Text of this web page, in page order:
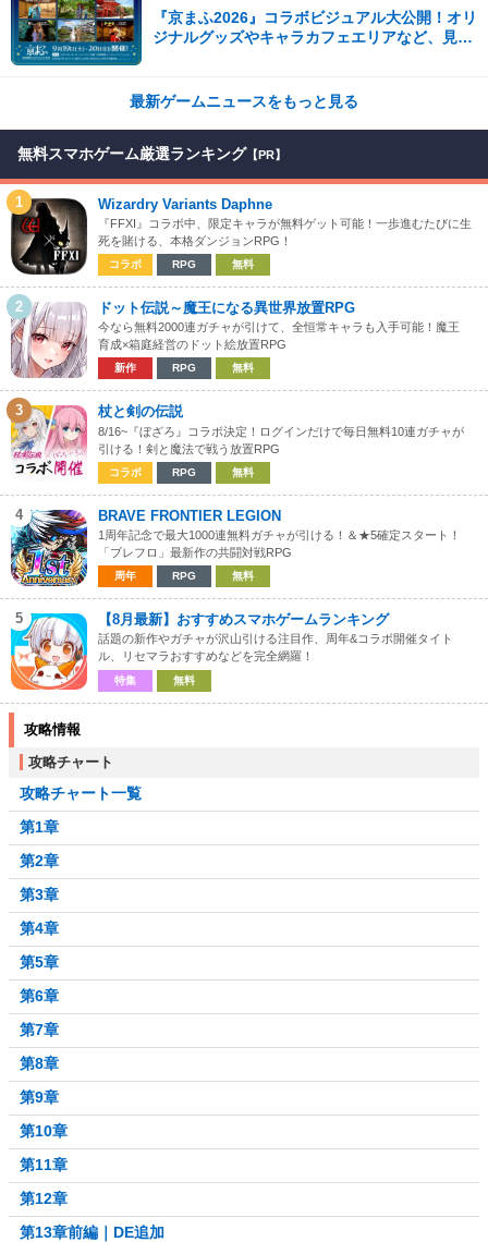
『京まふ2026』コラボビジュアル大公開！オリ
ジナルグッズやキャラカフェエリアなど、見ど
最新ゲームニュースをもっと見る
無料スマホゲーム厳選ランキング 【PR】
1 Wizardry Variants Daphne
『FFXI』コラボ中、限定キャラが無料ゲット可能！一歩進むたびに生
死を賭ける、本格ダンジョンRPG！
コラボ RPG 無料
2 ドット伝説～魔王になる異世界放置RPG
今なら無料2000連ガチャが引けて、全恒常キャラも入手可能！魔王
育成×箱庭経営のドット絵放置RPG
新作 RPG 無料
3 杖と剣の伝説
8/16~『ぼざろ』コラボ決定！ログインだけで毎日無料10連ガチャが
引ける！剣と魔法で戦う放置RPG
コラボ RPG 無料
4 BRAVE FRONTIER LEGION
1周年記念で最大1000連無料ガチャが引ける！＆★5確定スタート！
「ブレフロ」最新作の共闘対戦RPG
周年 RPG 無料
5 【8月最新】おすすめスマホゲームランキング
話題の新作やガチャが沢山引ける注目作、周年&コラボ開催タイト
ル、リセマラおすすめなどを完全網羅！
特集 無料
攻略情報
攻略チャート
攻略チャート一覧
第1章
第2章
第3章
第4章
第5章
第6章
第7章
第8章
第9章
第10章
第11章
第12章
第13章前編｜DE追加